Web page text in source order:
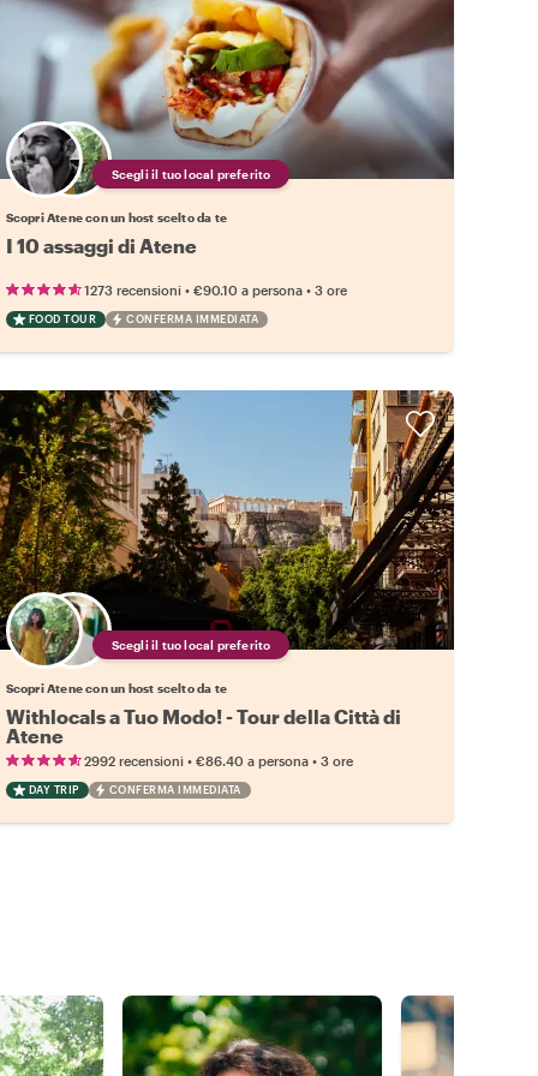
Scegli il tuo local preferito
Scopri Atene con un host scelto da te
I 10 assaggi di Atene
1273 recensioni• €90.10 a persona• 3 ore
FOOD TOUR CONFERMA IMMEDIATA
Scegli il tuo local preferito
Scopri Atene con un host scelto da te
Withlocals a Tuo Modo! - Tour della Città di
Atene
2992 recensioni• €86.40 a persona• 3 ore
DAY TRIP CONFERMA IMMEDIATA